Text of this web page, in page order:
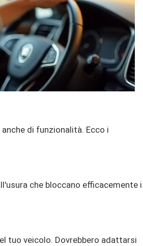
di funzionalità. Ecco i
che bloccano efficacemente i
tuo veicolo. Dovrebbero adattarsi